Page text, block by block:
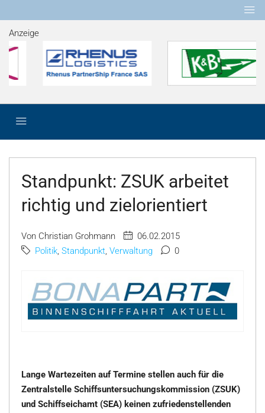
Anzeige
Standpunkt: ZSUK arbeitet
richtig und zielorientiert
Von Christian Grohmann
06.02.2015
Politik, Standpunkt, Verwaltung 0
Lange Wartezeiten auf Termine stellen auch für die
Zentralstelle Schiffsuntersuchungskommission (ZSUK)
und Schiffseichamt (SEA) keinen zufriedenstellenden